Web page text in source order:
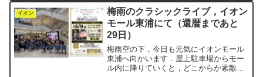
ーで降りる途中，客席がずらりと並んで
いて，思わずパチリ．本当...
イオン
梅雨のクラシックライブ，イオン
モール東浦にて（還暦まであと
29日）
梅雨空の下，今日も元気にイオンモール
東浦へ向かいます．屋上駐車場からモー
ル内に降りていくと，どこからか素敵な